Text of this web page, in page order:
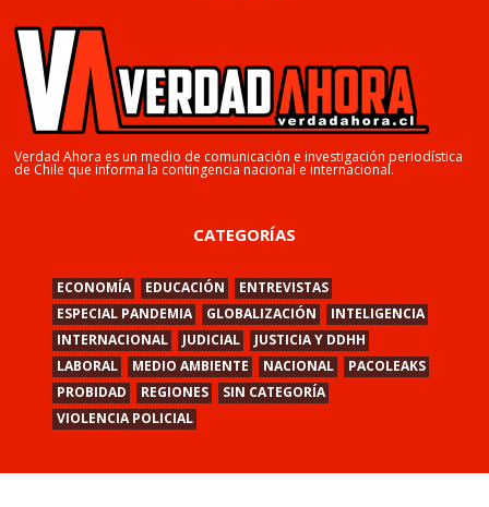
Verdad Ahora es un medio de comunicación e investigación periodística
de Chile que informa la contingencia nacional e internacional.
CATEGORÍAS
ECONOMÍA EDUCACIÓN
ENTREVISTAS
ESPECIAL PANDEMIA
GLOBALIZACIÓN
INTELIGENCIA
INTERNACIONAL
JUDICIAL
JUSTICIA Y DDHH
LABORAL
MEDIO AMBIENTE NACIONAL
PACOLEAKS
PROBIDAD
REGIONES
SIN CATEGORÍA
VIOLENCIA POLICIAL